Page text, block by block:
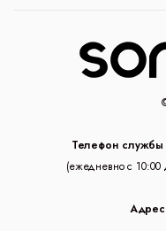
Телефон
(ежедневно с 10:00